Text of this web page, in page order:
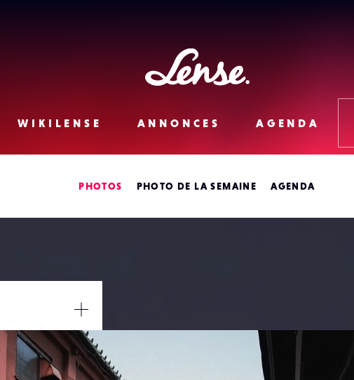
Lense
WIKILENSE ANNONCES AGENDA
PHOTOS PHOTO DE LA SEMAINE AGENDA
FUJIFILM
/